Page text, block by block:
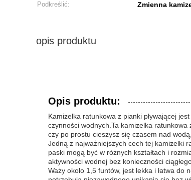
Podkreślić:
Zmienna
opis produktu
Opis produktu:
Kamizelka ratunkowa z pianki pływającej
czynności wodnych.Ta kamizelka ratunkowa
czy po prostu cieszysz się czasem nad
Jedną z najważniejszych cech tej kamizelki
paski mogą być w różnych kształtach i
aktywności wodnej bez konieczności
Waży około 1,5 funtów, jest lekka i łatwa